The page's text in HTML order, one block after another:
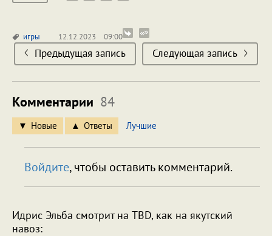
игры 12.12.2023 09:00
Предыдущая запись Следующая запись
Комментарии 84
Новые Ответы Лучшие
Войдите, чтобы оставить комментарий.
Идрис Эльба смотрит на TBD, как на якутский
навоз: